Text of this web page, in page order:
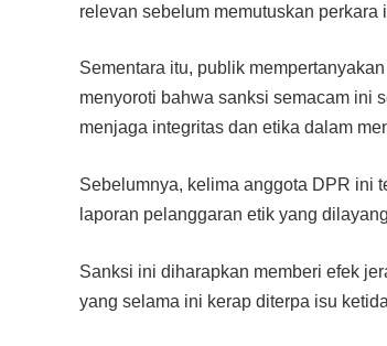
relevan sebelum memutuskan perkara
Sementara itu, publik
menyoroti bahwa sanksi semacam ini
menjaga integritas dan etika dalam
Sebelumnya, kelima anggota DPR ini
laporan pelanggaran etik yang
Sanksi ini diharapkan memberi efek
yang selama ini kerap diterpa isu